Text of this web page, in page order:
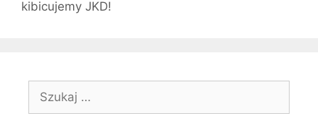
kibicujemy JKD!